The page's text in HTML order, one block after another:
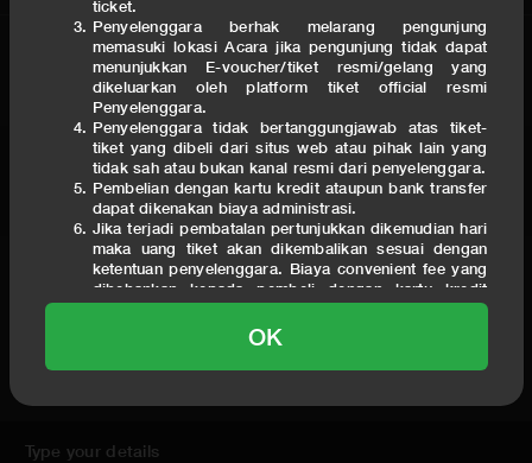
EXPEDITION 1 (lt.1)
view layout
SOLD OUT
ATTACK ON TWO (lt.2)
view layout
SOLD OUT
THREE SLAYER (lt.3)
view layout
SOLD OUT
Type your details
ticket.
Penyelenggara berhak melarang pengunjung
memasuki lokasi Acara jika pengunjung tidak dapat
menunjukkan E-voucher/tiket resmi/gelang yang
dikeluarkan oleh platform tiket official resmi
Penyelenggara.
Penyelenggara tidak bertanggungjawab atas tiket-
tiket yang dibeli dari situs web atau pihak lain yang
tidak sah atau bukan kanal resmi dari penyelenggara.
Pembelian dengan kartu kredit ataupun bank transfer
dapat dikenakan biaya administrasi.
Jika terjadi pembatalan pertunjukkan dikemudian hari
maka uang tiket akan dikembalikan sesuai dengan
ketentuan penyelenggara. Biaya convenient fee yang
dibebankan kepada pembeli dengan kartu kredit
tidak akan dikembalikan.
Penyelenggara dan artis tidak bertanggung jawab
atas kompensasi dan / atau biaya pembatalan untuk
biaya akomodasi (transportasi & penginapan) yang
dibatalkan atau ditunda.
persetujuan kepada Penyelenggara untuk menerima,
OK